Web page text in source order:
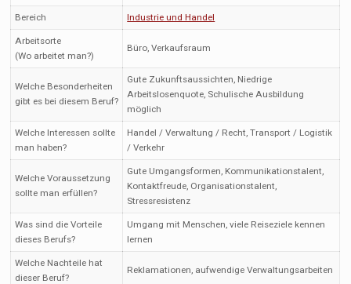
Bereich Industrie und Handel
Arbeitsorte
(Wo arbeitet man?)
Büro, Verkaufsraum
Welche Besonderheiten
gibt es bei diesem Beruf?
Gute Zukunftsaussichten, Niedrige
Arbeitslosenquote, Schulische Ausbildung
möglich
Welche Interessen sollte
man haben?
Handel / Verwaltung / Recht, Transport / Logistik
/ Verkehr
Welche Voraussetzung
sollte man erfüllen?
Gute Umgangsformen, Kommunikationstalent,
Kontaktfreude, Organisationstalent,
Stressresistenz
Was sind die Vorteile
dieses Berufs?
Umgang mit Menschen, viele Reiseziele kennen
lernen
Welche Nachteile hat
dieser Beruf?
Reklamationen, aufwendige Verwaltungsarbeiten